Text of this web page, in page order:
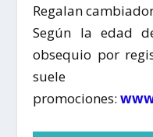
Regalan
Según la edad
obsequio por
promociones: